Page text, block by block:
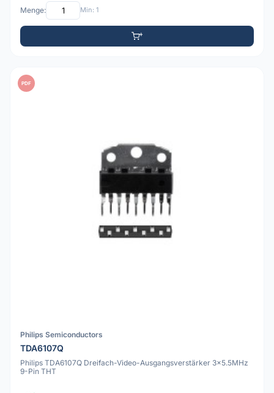
Menge: Min: 1
PDF
Philips Semiconductors
TDA6107Q
Philips TDA6107Q Dreifach-Video-Ausgangsverstärker 3x5.5MHz
9-Pin THT